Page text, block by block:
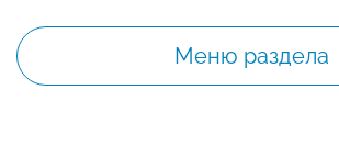
Меню раздела